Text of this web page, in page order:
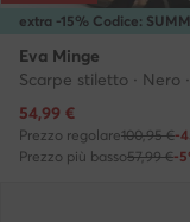
extra -15% Codice:
Eva Minge
Scarpe stiletto · Nero ·
Prezzo attuale
54,99 €
Prezzo regolare100,95 €-
Prezzo più basso57,99 €-